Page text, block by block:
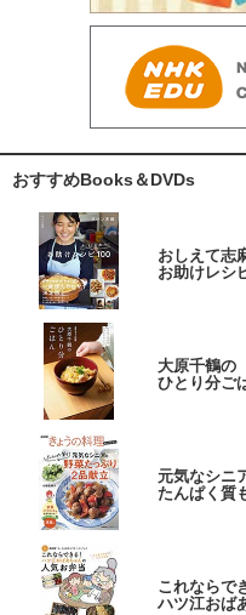
おすすめBooks＆DVDs
おしえて志
お助けレシ
大原千鶴の
ひとり分ご
元気なシニ
たんぱく質
これならで
ハツ江おば